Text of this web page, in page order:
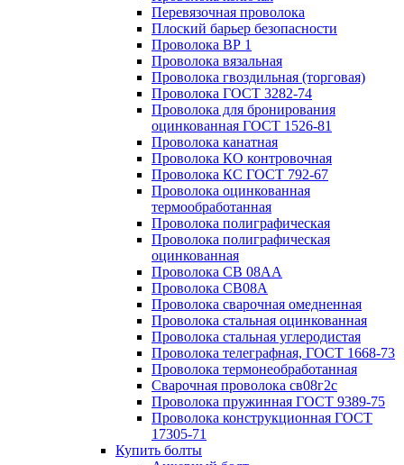
Перевязочная проволока
Плоский барьер безопасности
Проволока ВР 1
Проволока вязальная
Проволока гвоздильная (торговая)
Проволока ГОСТ 3282-74
Проволока для бронирования
оцинкованная ГОСТ 1526-81
Проволока канатная
Проволока КО контровочная
Проволока КС ГОСТ 792-67
Проволока оцинкованная
термообработанная
Проволока полиграфическая
Проволока полиграфическая
оцинкованная
Проволока СВ 08АА
Проволока СВ08А
Проволока сварочная омедненная
Проволока стальная оцинкованная
Проволока стальная углеродистая
Проволока телеграфная, ГОСТ 1668-73
Проволока термонеобработанная
Сварочная проволока св08г2с
Проволока пружинная ГОСТ 9389-75
Проволока конструкционная ГОСТ
17305-71
Купить болты